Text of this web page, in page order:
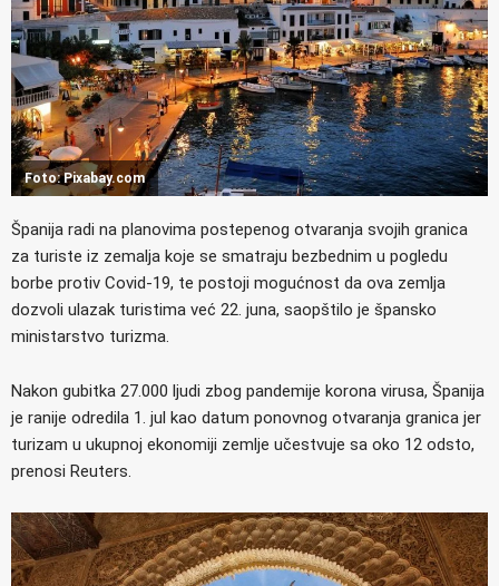
Foto: Pixabay.com
Španija radi na planovima postepenog otvaranja svojih granica
za turiste iz zemalja koje se smatraju bezbednim u pogledu
borbe protiv Covid-19, te postoji mogućnost da ova zemlja
dozvoli ulazak turistima već 22. juna, saopštilo je špansko
ministarstvo turizma.
Nakon gubitka 27.000 ljudi zbog pandemije korona virusa, Španija
je ranije odredila 1. jul kao datum ponovnog otvaranja granica jer
turizam u ukupnoj ekonomiji zemlje učestvuje sa oko 12 odsto,
prenosi Reuters.